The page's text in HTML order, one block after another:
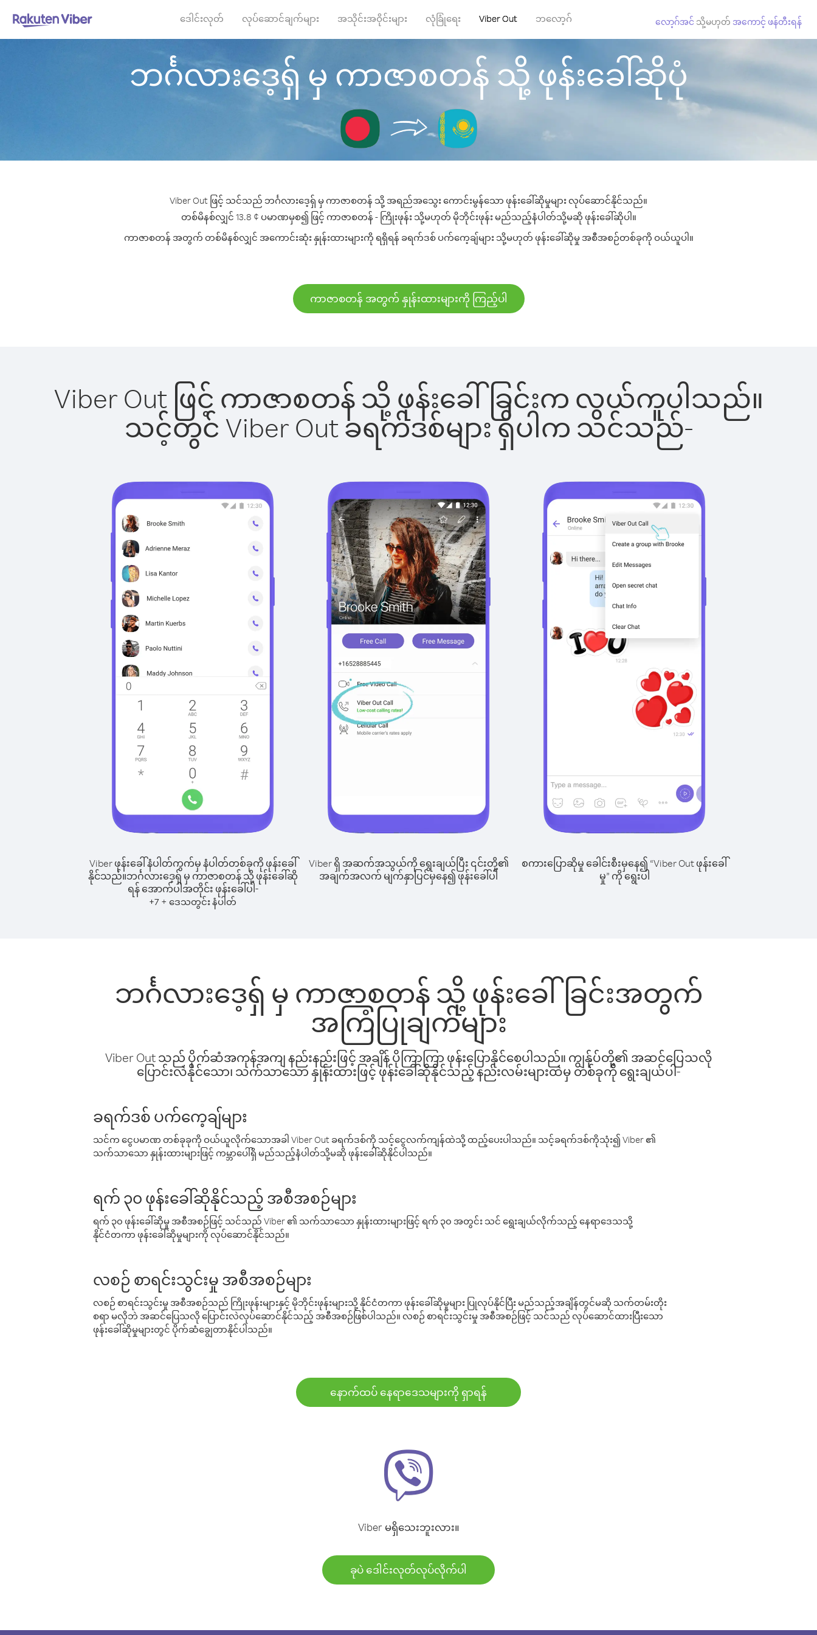
ဒေါင်းလုတ် လုပ်ဆောင်ချက်များ အသိုင်းအဝိုင်းများ လုံခြုံရေး Viber Out ဘလော့ဂ် လော့ဂ်အင် သို့မဟုတ် အကောင့် ဖန်တီးရန်
ဘင်္ဂလားဒေ့ရှ် မှ ကာဇာစတန် သို့ ဖုန်းခေါ်ဆိုပုံ
Viber Out ဖြင့် သင်သည် ဘင်္ဂလားဒေ့ရှ် မှ ကာဇာစတန် သို့ အရည်အသွေး ကောင်းမွန်သော ဖုန်းခေါ်ဆိုမှုများ လုပ်ဆောင်နိုင်သည်။
တစ်မိနစ်လျှင် 13.8 ¢ ပမာဏမှစ၍ ဖြင့် ကာဇာစတန် - ကြိုးဖုန်း သို့မဟုတ် မိုဘိုင်းဖုန်း မည်သည့်နံပါတ်သို့မဆို ဖုန်းခေါ်ဆိုပါ။
ကာဇာစတန် အတွက် တစ်မိနစ်လျှင် အကောင်းဆုံး နှုန်းထားများကို ရရှိရန် ခရက်ဒစ် ပက်ကေ့ချ်များ သို့မဟုတ် ဖုန်းခေါ်ဆိုမှု အစီအစဉ်တစ်ခုကို ဝယ်ယူပါ။
ကာဇာစတန် အတွက် နှုန်းထားများကို ကြည့်ပါ
Viber Out ဖြင့် ကာဇာစတန် သို့ ဖုန်းခေါ်ခြင်းက လွယ်ကူပါသည်။
သင့်တွင် Viber Out ခရက်ဒစ်များ ရှိပါက သင်သည်-
Viber ဖုန်းခေါ်နံပါတ်ကွက်မှ နံပါတ်တစ်ခုကို ဖုန်းခေါ်
နိုင်သည်။ဘင်္ဂလားဒေ့ရှ် မှ ကာဇာစတန် သို့ ဖုန်းခေါ်ဆို
ရန် အောက်ပါအတိုင်း ဖုန်းခေါ်ပါ-
+7 + ဒေသတွင်း နံပါတ်
Viber ရှိ အဆက်အသွယ်ကို ရွေးချယ်ပြီး ၎င်းတို့၏
အချက်အလက် မျက်နှာပြင်မှနေ၍ ဖုန်းခေါ်ပါ
စကားပြောဆိုမှု ခေါင်းစီးမှနေ၍ “Viber Out ဖုန်းခေါ်
မှု” ကို ရွေးပါ
ဘင်္ဂလားဒေ့ရှ် မှ ကာဇာစတန် သို့ ဖုန်းခေါ်ခြင်းအတွက်
အကြံပြုချက်များ
Viber Out သည် ပိုက်ဆံအကုန်အကျ နည်းနည်းဖြင့် အချိန် ပိုကြာကြာ ဖုန်းပြောနိုင်စေပါသည်။ ကျွန်ုပ်တို့၏ အဆင်ပြေသလို
ပြောင်းလဲနိုင်သော၊ သက်သာသော နှုန်းထားဖြင့် ဖုန်းခေါ်ဆိုနိုင်သည့် နည်းလမ်းများထဲမှ တစ်ခုကို ရွေးချယ်ပါ-
ခရက်ဒစ် ပက်ကေ့ချ်များ
သင်က ငွေပမာဏ တစ်ခုခုကို ဝယ်ယူလိုက်သောအခါ Viber Out ခရက်ဒစ်ကို သင့်ငွေလက်ကျန်ထဲသို့ ထည့်ပေးပါသည်။ သင့်ခရက်ဒစ်ကိုသုံး၍ Viber ၏
သက်သာသော နှုန်းထားများဖြင့် ကမ္ဘာပေါ်ရှိ မည်သည့်နံပါတ်သို့မဆို ဖုန်းခေါ်ဆိုနိုင်ပါသည်။
ရက် ၃၀ ဖုန်းခေါ်ဆိုနိုင်သည့် အစီအစဉ်များ
ရက် ၃၀ ဖုန်းခေါ်ဆိုမှု အစီအစဉ်ဖြင့် သင်သည် Viber ၏ သက်သာသော နှုန်းထားများဖြင့် ရက် ၃၀ အတွင်း သင် ရွေးချယ်လိုက်သည့် နေရာဒေသသို့
နိုင်ငံတကာ ဖုန်းခေါ်ဆိုမှုများကို လုပ်ဆောင်နိုင်သည်။
လစဉ် စာရင်းသွင်းမှု အစီအစဉ်များ
လစဉ် စာရင်းသွင်းမှု အစီအစဉ်သည် ကြိုးဖုန်းများနှင့် မိုဘိုင်းဖုန်းများသို့ နိုင်ငံတကာ ဖုန်းခေါ်ဆိုမှုများ ပြုလုပ်နိုင်ပြီး မည်သည့်အချိန်တွင်မဆို သက်တမ်းတိုး
စရာ မလိုဘဲ အဆင်ပြေသလို ပြောင်းလဲလုပ်ဆောင်နိုင်သည့် အစီအစဉ်ဖြစ်ပါသည်။ လစဉ် စာရင်းသွင်းမှု အစီအစဉ်ဖြင့် သင်သည် လုပ်ဆောင်ထားပြီးသော
ဖုန်းခေါ်ဆိုမှုများတွင် ပိုက်ဆံချွေတာနိုင်ပါသည်။
နောက်ထပ် နေရာဒေသများကို ရှာရန်
Viber မရှိသေးဘူးလား။
ခုပဲ ဒေါင်းလုတ်လုပ်လိုက်ပါ